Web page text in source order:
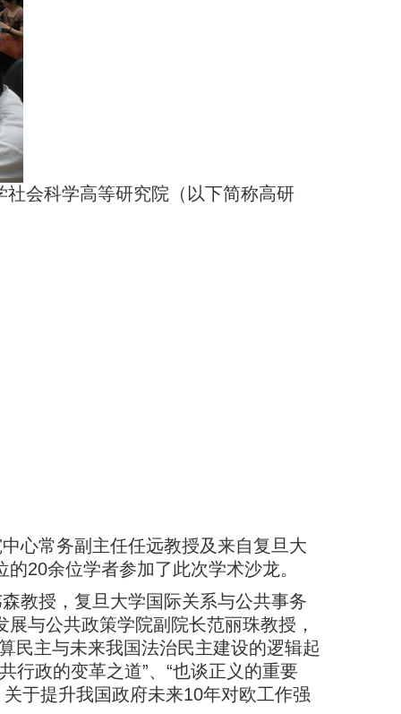
会科学高等研究院（以下简称高研
心常务副主任任远教授及来自复旦大
20余位学者参加了此次学术沙龙。
教授，复旦大学国际关系与公共事务
与公共政策学院副院长范丽珠教授，
民主与未来我国法治民主建设的逻辑起
行政的变革之道”、 “也谈正义的重要
关于提升我国政府未来10年对欧工作强